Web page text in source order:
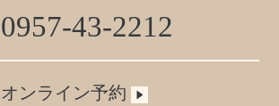
0957-43-2212
オンライン予約